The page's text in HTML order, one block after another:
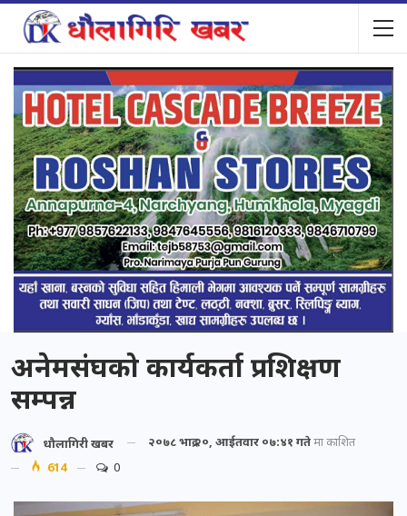
अनेमसंघको कार्यकर्ता प्रशिक्षण
सम्पन्न
धौलागिरी खबर २०७८ भाद्र २०, आईतवार ०७:४१ गतेमा प्रकाशित
614
0